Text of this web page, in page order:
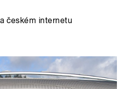
českém internetu